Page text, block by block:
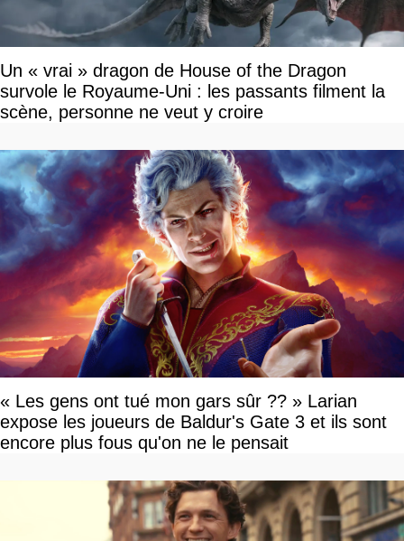
Un « vrai » dragon de House of the Dragon
survole le Royaume-Uni : les passants filment la
scène, personne ne veut y croire
« Les gens ont tué mon gars sûr ?? » Larian
expose les joueurs de Baldur's Gate 3 et ils sont
encore plus fous qu'on ne le pensait